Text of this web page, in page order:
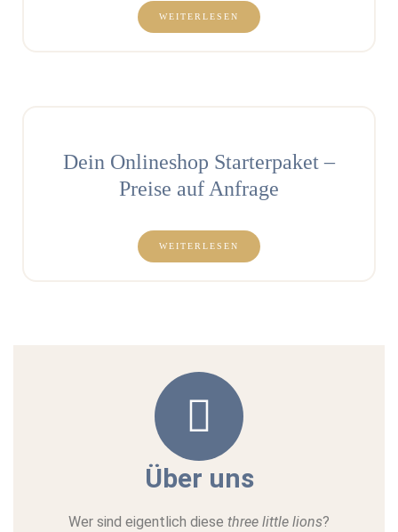
WEITERLESEN
Dein Onlineshop Starterpaket –
Preise auf Anfrage
WEITERLESEN
Über uns
Wer sind eigentlich diese three little lions?